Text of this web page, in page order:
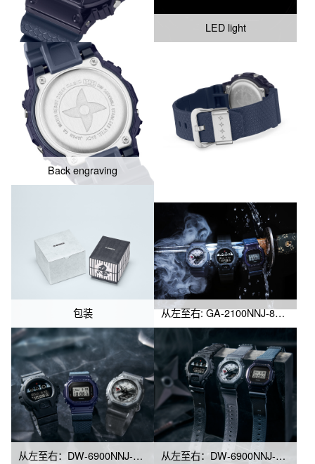
LED light
Back engraving
包装 从左至右: GA-2100NNJ-8A, DW-6900NNJ-1, DW-5600NNJ-2
从左至右：DW-6900NNJ-1、DW-5600NNJ-2、GA-2100NNJ-8A 从左至右：DW-6900NNJ-1、GA-2100NNJ-8A、DW-5600NNJ-2